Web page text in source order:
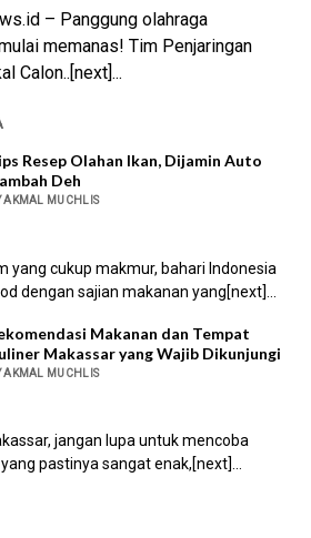
– Panggung olahraga
memanas! Tim Penjaringan
Calon..[next]...
Resep Olahan Ikan, Dijamin Auto
Deh
AKMAL MUCHLIS
yang cukup makmur, bahari Indonesia
dengan sajian makanan yang[next]...
Makanan dan Tempat
Makassar yang Wajib Dikunjungi
AKMAL MUCHLIS
jangan lupa untuk mencoba
pastinya sangat enak,[next]...